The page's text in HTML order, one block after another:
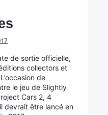
de sortie officielle,
collectors et
de
le jeu de Slightly
Cars 2, 4
devrait être lancé en